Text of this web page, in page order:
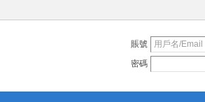
賬號
密碼